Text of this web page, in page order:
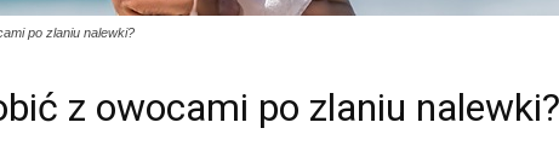
po zlaniu nalewki?
z owocami po zlaniu nalewki?